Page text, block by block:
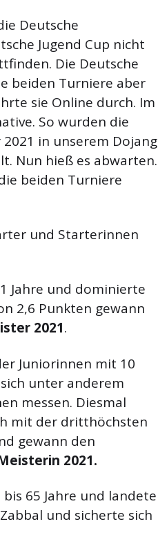
Deutsche
Jugend Cup nicht
Die Deutsche
beiden Turniere aber
sie Online durch. Im
So wurden die
in unserem Dojang
Nun hieß es abwarten.
beiden Turniere
und Starterinnen
Jahre und dominierte
2,6 Punkten gewann
2021.
Juniorinnen mit 10
unter anderem
messen. Diesmal
mit der dritthöchsten
gewann den
2021.
65 Jahre und landete
und sicherte sich